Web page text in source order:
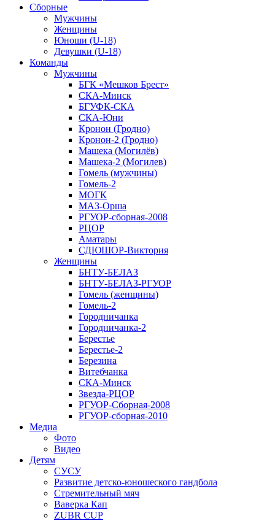
Сборные
Мужчины
Женщины
Юноши (U-18)
Девушки (U-18)
Команды
Мужчины
БГК «Мешков Брест»
СКА-Минск
БГУФК-СКА
СКА-Юни
Кронон (Гродно)
Кронон-2 (Гродно)
Машека (Могилёв)
Машека-2 (Могилев)
Гомель (мужчины)
Гомель-2
МОГК
МАЗ-Орша
РГУОР-сборная-2008
РЦОР
Аматары
СДЮШОР-Виктория
Женщины
БНТУ-БЕЛАЗ
БНТУ-БЕЛАЗ-РГУОР
Гомель (женщины)
Гомель-2
Городничанка
Городничанка-2
Берестье
Берестье-2
Березина
Витебчанка
СКА-Минск
Звезда-РЦОР
РГУОР-Сборная-2008
РГУОР-сборная-2010
Медиа
Фото
Видео
Детям
СУСУ
Развитие детско-юношеского гандбола
Стремительный мяч
Ваверка Кап
ZUBR CUP